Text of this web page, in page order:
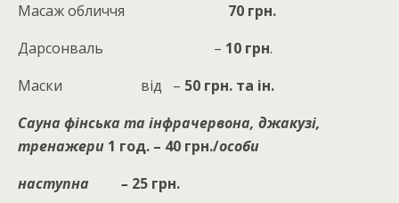
Масаж обличчя 70 грн.
Дарсонваль – 10 грн.
Маски від – 50 грн. та ін.
Сауна фінська та інфрачервона, джакузі,
тренажери 1 год. – 40 грн./особи
наступна – 25 грн.